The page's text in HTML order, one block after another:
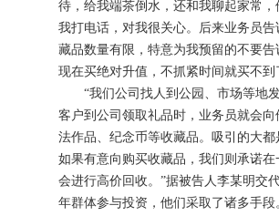
待，给我端茶倒水，还和我聊起家常，
我打电话，对我很关心。后来业务员告
藏品数量有限，特意为我预留的不要告
现在买绝对升值，不抓紧时间就买不到
“我们公司找人到公园、市场等地发
客户到公司领取礼品时，业务员就会向
法作品、纪念币等收藏品。吸引的大都
如果有意向购买收藏品，我们则承诺在
会进行高价回收。”据被告人李某明交
年群体参与投资，他们采取了诸多手段